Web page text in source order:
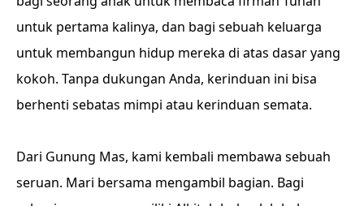
untuk pertama kalinya, dan bagi sebuah keluarga
untuk membangun hidup mereka di atas dasar yang
kokoh. Tanpa dukungan Anda, kerinduan ini bisa
berhenti sebatas mimpi atau kerinduan semata.
Dari Gunung Mas, kami kembali membawa sebuah
seruan. Mari bersama mengambil bagian. Bagi